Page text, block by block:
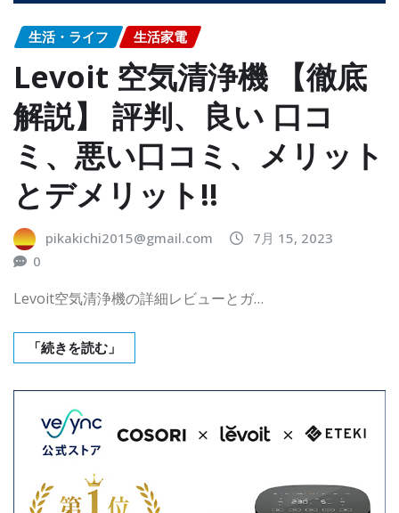
生活・ライフ 生活家電
Levoit 空気清浄機 【徹底
解説】 評判、良い 口コ
ミ、悪い口コミ、メリット
とデメリット!!
pikakichi2015@gmail.com
7月 15, 2023
0
Levoit空気清浄機の詳細レビューとガ…
「続きを読む」